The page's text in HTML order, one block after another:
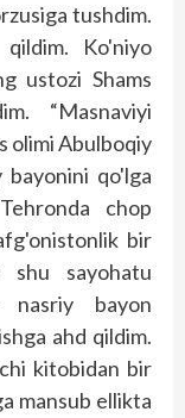
tushdim.
Ko'niyo
ustozi Shams
“Masnaviyi
olimi Abulboqiy
bayonini qo'lga
chop
bir
shu sayohatu
nasriy bayon
ahd qildim.
kitobidan bir
mansub ellikta